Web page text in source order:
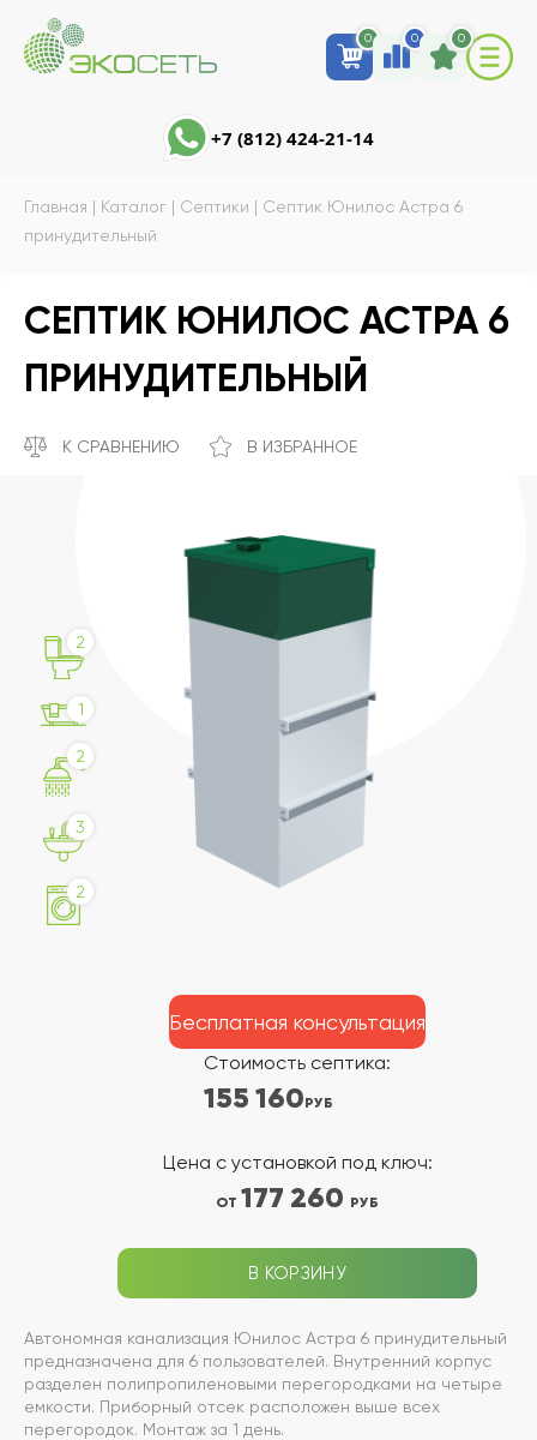
0 0 0
+7 (812) 424-21-14
Главная | Каталог | Септики | Септик Юнилос Астра 6
принудительный
СЕПТИК ЮНИЛОС АСТРА 6
ПРИНУДИТЕЛЬНЫЙ
К СРАВНЕНИЮ В ИЗБРАННОЕ
2
1
2
3
2
Стоимость септика:
155 160РУБ
Цена с установкой под ключ:
ОТ 177 260 РУБ
В КОРЗИНУ
Бесплатная консультация
Автономная канализация Юнилос Астра 6 принудительный
предназначена для 6 пользователей. Внутренний корпус
разделен полипропиленовыми перегородками на четыре
емкости. Приборный отсек расположен выше всех
перегородок. Монтаж за 1 день.